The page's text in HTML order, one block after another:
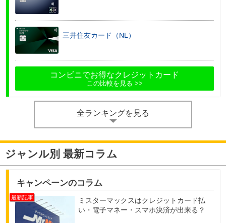
三井住友カード（NL）
コンビニでお得なクレジットカード
この比較を見る
全ランキングを見る
ジャンル別 最新コラム
キャンペーンのコラム
ミスターマックスはクレジットカード払
い・電子マネー・スマホ決済が出来る？